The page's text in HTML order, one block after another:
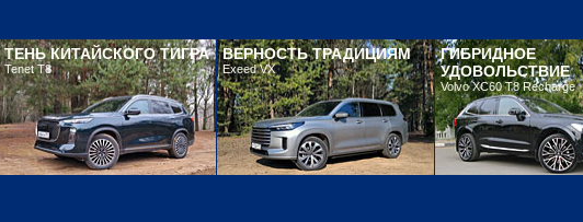
ТЕНЬ КИТАЙСКОГО ТИГРА
Tenet T8
ВЕРНОСТЬ ТРАДИЦИЯМ
Exeed VX
ГИБРИДНОЕ
УДОВОЛЬСТВИЕ
Volvo XC60 T8 Recharge